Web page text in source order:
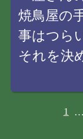
焼鳥屋の
事はつら
それを決
1 …